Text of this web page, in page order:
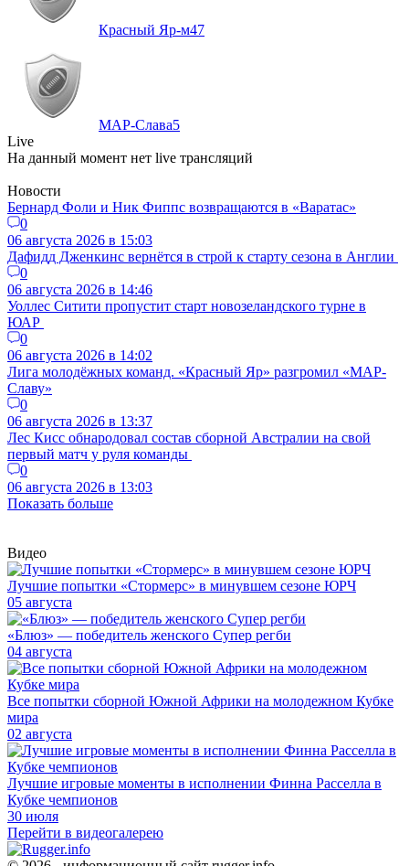
Красный Яр-м47
МАР-Слава5
Live
На данный момент нет live трансляций
Новости
Бернард Фоли и Ник Фиппс возвращаются в «Варатас»
0
06 августа 2026 в 15:03
Дафидд Дженкинс вернётся в строй к старту сезона в Англии
0
06 августа 2026 в 14:46
Уоллес Ситити пропустит старт новозеландского турне в
ЮАР
0
06 августа 2026 в 14:02
Лига молодёжных команд. «Красный Яр» разгромил «МАР-
Славу»
0
06 августа 2026 в 13:37
Лес Кисс обнародовал состав сборной Австралии на свой
первый матч у руля команды
0
06 августа 2026 в 13:03
Показать больше
Видео
Лучшие попытки «Стормерс» в минувшем сезоне ЮРЧ
05 августа
«Блюз» — победитель женского Супер регби
04 августа
Все попытки сборной Южной Африки на молодежном Кубке
мира
02 августа
Лучшие игровые моменты в исполнении Финна Расселла в
Кубке чемпионов
30 июля
Перейти в видеогалерею